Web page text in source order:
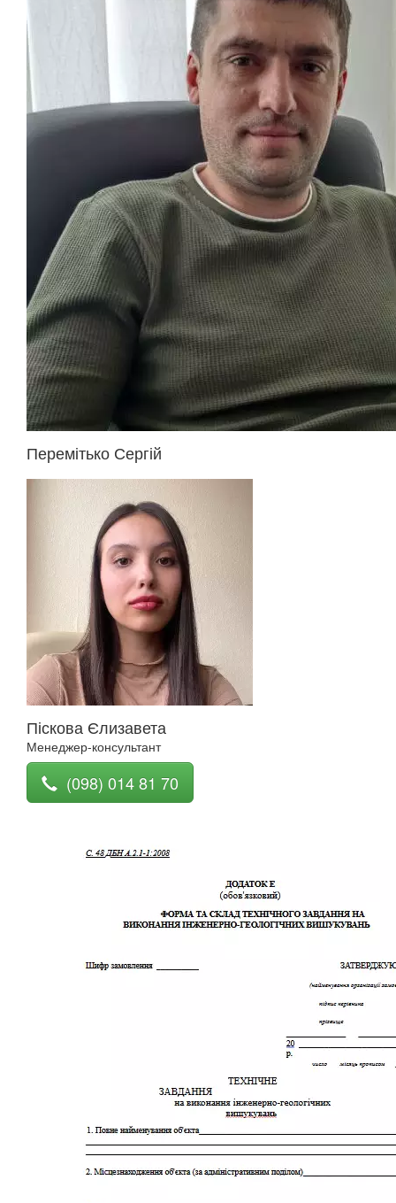
Перемітько Сергій
Піскова Єлизавета
Менеджер-консультант
(098) 014 81 70